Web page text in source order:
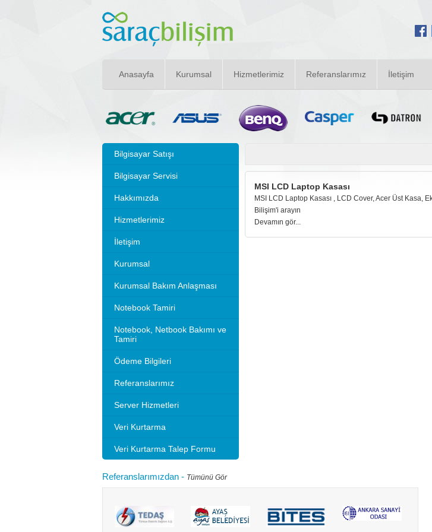
Anasayfa Kurumsal Hizmetlerimiz Referanslarımız İletişim
Bilgisayar Satışı
Bilgisayar Servisi
Hakkımızda
Hizmetlerimiz
İletişim
Kurumsal
Kurumsal Bakım Anlaşması
Notebook Tamiri
Notebook, Netbook Bakımı ve
Tamiri
Ödeme Bilgileri
Referanslarımız
Server Hizmetleri
Veri Kurtarma
Veri Kurtarma Talep Formu
MSI LCD Laptop Kasası
MSI LCD Laptop Kasası , LCD Cover, Acer Üst Kasa,
Bilişim'i arayın
Devamın gör...
Referanslarımızdan - Tümünü Gör
sürümleri de benzer ayarlar ile
Resimlerin üzerine tıklay...
hızlandırırım" diye aklınızdan zaman zaman bu soru